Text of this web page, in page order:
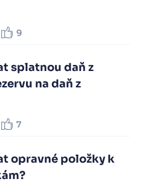
9
splatnou daň z
na daň z
7
opravné položky k